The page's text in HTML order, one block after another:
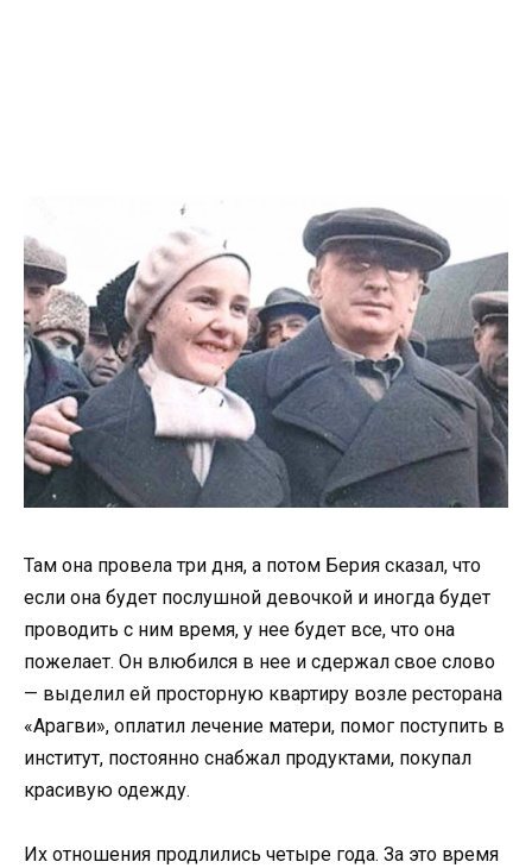
Там она провела три дня, а потом Берия сказал, что
если она будет послушной девочкой и иногда будет
проводить с ним время, у нее будет все, что она
пожелает. Он влюбился в нее и сдержал свое слово
— выделил ей просторную квартиру возле ресторана
«Арагви», оплатил лечение матери, помог поступить в
институт, постоянно снабжал продуктами, покупал
красивую одежду.
Их отношения продлились четыре года. За это время